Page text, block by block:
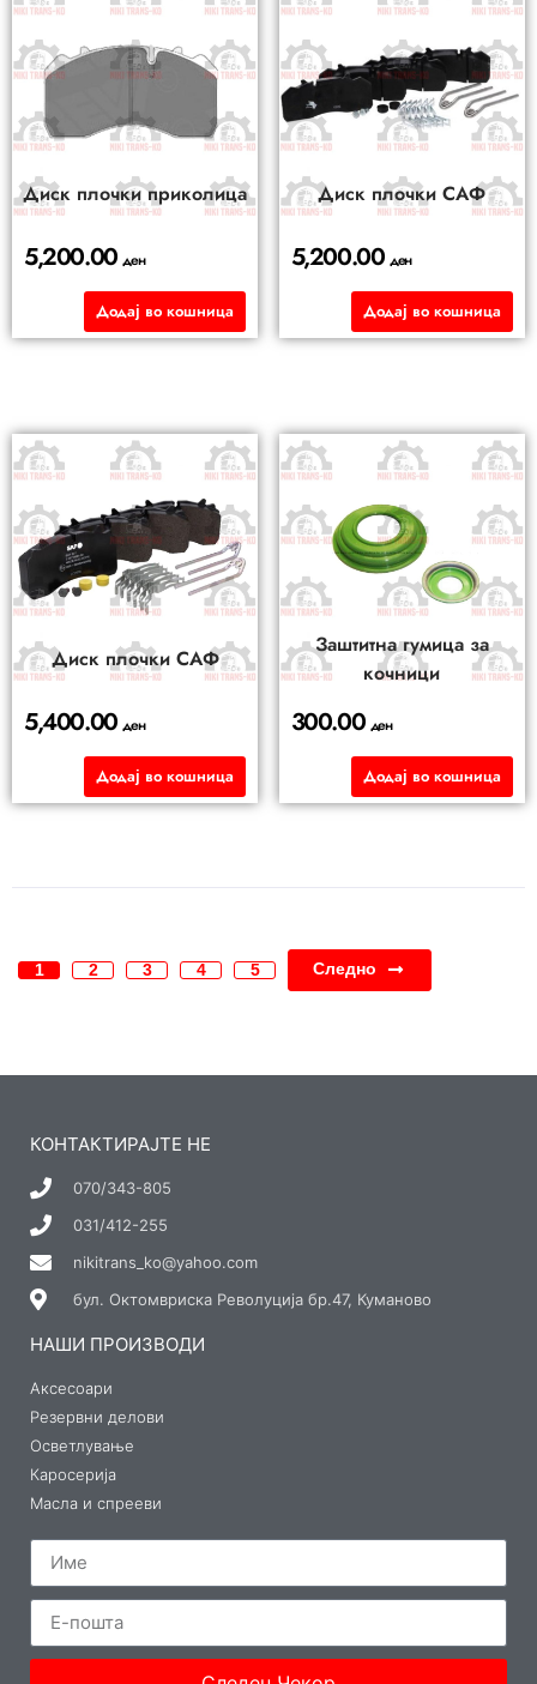
Диск плочки приколица
5,200.00ден
Додај во кошница
Диск плочки САФ
5,200.00 ден
Додај во кошница
Диск плочки САФ
5,400.00ден
Додај во кошница
Заштитна гумица за
кочници
300.00 ден
Додај во кошница
1 2 3 4 5 Следно
КОНТАКТИРАЈТЕ НЕ
070/343-805
031/412-255
nikitrans_ko@yahoo.com
бул. Октомвриска Револуција бр.47, Куманово
НАШИ ПРОИЗВОДИ
Аксесоари
Резервни делови
Осветлување
Каросерија
Масла и спрееви